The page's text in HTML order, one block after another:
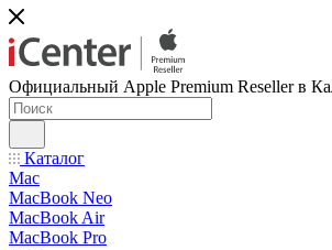
Официальный Apple Premium Reseller в
Каталог
Mac
MacBook Neo
MacBook Air
MacBook Pro